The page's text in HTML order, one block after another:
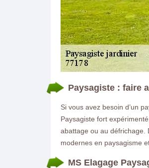
Paysagiste : faire
Si vous avez besoin d’un
Paysagiste fort
abattage ou au défrichage.
modernes en paysagisme
MS Elagage